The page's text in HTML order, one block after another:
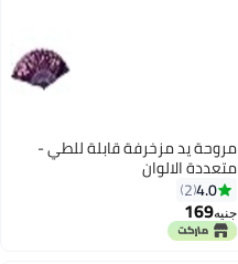
مروحة يد مزخرفة قابلة للطي -
متعددة الالوان
4.0
2
جنيه169